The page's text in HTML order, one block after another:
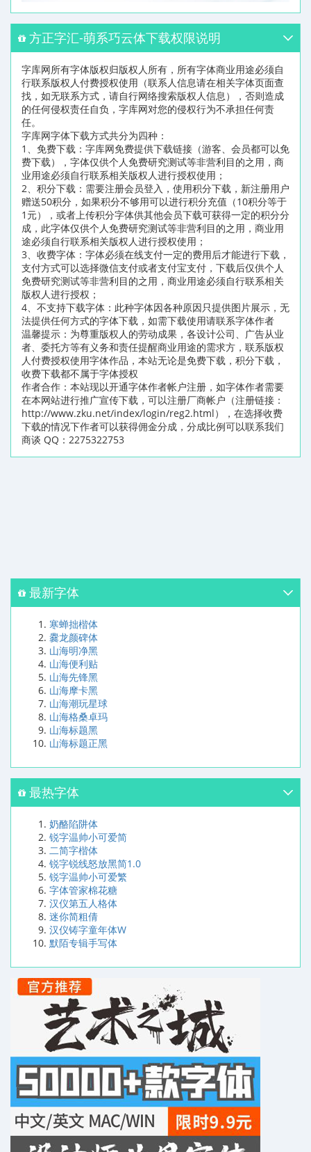
方正字汇-萌系巧云体下载权限说明
字库网所有字体版权归版权人所有，所有字体商业用途必须自
行联系版权人付费授权使用（联系人信息请在相关字体页面查
找，如无联系方式，请自行网络搜索版权人信息），否则造成
的任何侵权责任自负，字库网对您的侵权行为不承担任何责
任。
字库网字体下载方式共分为四种：
1、免费下载：字库网免费提供下载链接（游客、会员都可以免
费下载），字体仅供个人免费研究测试等非营利目的之用，商
业用途必须自行联系相关版权人进行授权使用；
2、积分下载：需要注册会员登入，使用积分下载，新注册用户
赠送50积分，如果积分不够用可以进行积分充值（10积分等于
1元），或者上传积分字体供其他会员下载可获得一定的积分分
成，此字体仅供个人免费研究测试等非营利目的之用，商业用
途必须自行联系相关版权人进行授权使用；
3、收费字体：字体必须在线支付一定的费用后才能进行下载，
支付方式可以选择微信支付或者支付宝支付，下载后仅供个人
免费研究测试等非营利目的之用，商业用途必须自行联系相关
版权人进行授权；
4、不支持下载字体：此种字体因各种原因只提供图片展示，无
法提供任何方式的字体下载，如需下载使用请联系字体作者
温馨提示：为尊重版权人的劳动成果，各设计公司、广告从业
者、委托方等有义务和责任提醒商业用途的需求方，联系版权
人付费授权使用字体作品，本站无论是免费下载，积分下载，
收费下载都不属于字体授权
作者合作：本站现以开通字体作者帐户注册，如字体作者需要
在本网站进行推广宣传下载，可以注册厂商帐户（注册链接：
http://www.zku.net/index/login/reg2.html），在选择收费
下载的情况下作者可以获得佣金分成，分成比例可以联系我们
商谈 QQ：2275322753
最新字体
寒蝉拙楷体
爨龙颜碑体
山海明净黑
山海便利贴
山海先锋黑
山海摩卡黑
山海潮玩星球
山海格桑卓玛
山海标题黑
山海标题正黑
最热字体
奶酪陷阱体
锐字温帅小可爱简
二简字楷体
锐字锐线怒放黑简1.0
锐字温帅小可爱繁
字体管家棉花糖
汉仪第五人格体
迷你简粗倩
汉仪铸字童年体W
默陌专辑手写体